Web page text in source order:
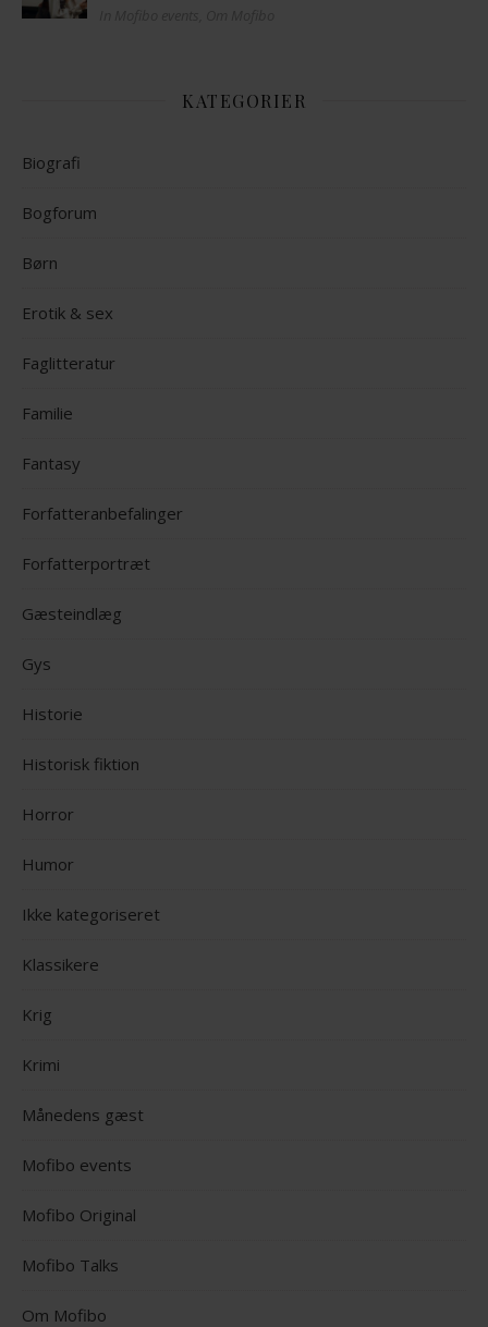
KATEGORIER
Biografi
Bogforum
Børn
Erotik & sex
Faglitteratur
Familie
Fantasy
Forfatteranbefalinger
Forfatterportræt
Gæsteindlæg
Gys
Historie
Historisk fiktion
Horror
Humor
Ikke kategoriseret
Klassikere
Krig
Krimi
Månedens gæst
Mofibo events
Mofibo Original
Mofibo Talks
Om Mofibo